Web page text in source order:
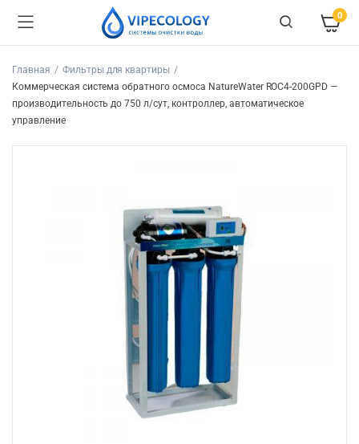
0
Главная
Фильтры для квартиры
Коммерческая система обратного осмоса NatureWater ROC4-200GPD —
производительность до 750 л/сут, контроллер, автоматическое
управление